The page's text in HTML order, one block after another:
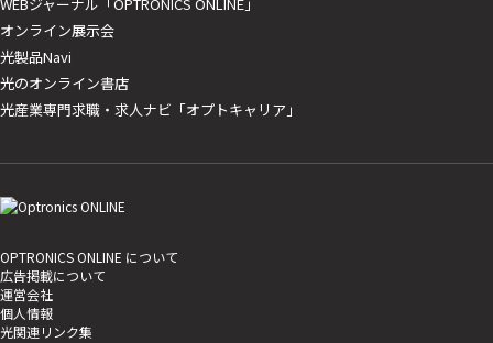
WEBジャーナル「OPTRONICS ONLINE」
オンライン展示会
光製品Navi
光のオンライン書店
光産業専門求職・求人ナビ「オプトキャリア」
OPTRONICS ONLINE について
広告掲載について
運営会社
個人情報
光関連リンク集